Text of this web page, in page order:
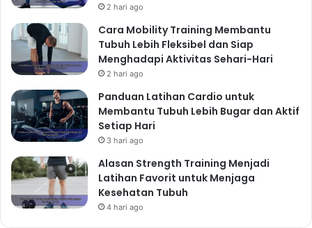
2 hari ago
Cara Mobility Training Membantu
Tubuh Lebih Fleksibel dan Siap
Menghadapi Aktivitas Sehari-Hari
2 hari ago
Panduan Latihan Cardio untuk
Membantu Tubuh Lebih Bugar dan Aktif
Setiap Hari
3 hari ago
Alasan Strength Training Menjadi
Latihan Favorit untuk Menjaga
Kesehatan Tubuh
4 hari ago